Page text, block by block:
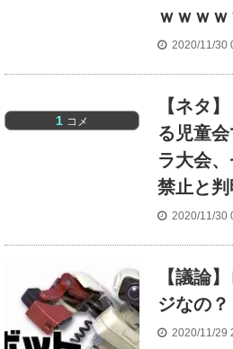
ｗｗｗ
2020/11/30
1 コメ
【ネタ
る児童
ラ大会
禁止と判
2020/11/30
【議論
ジなの？
2020/11/29